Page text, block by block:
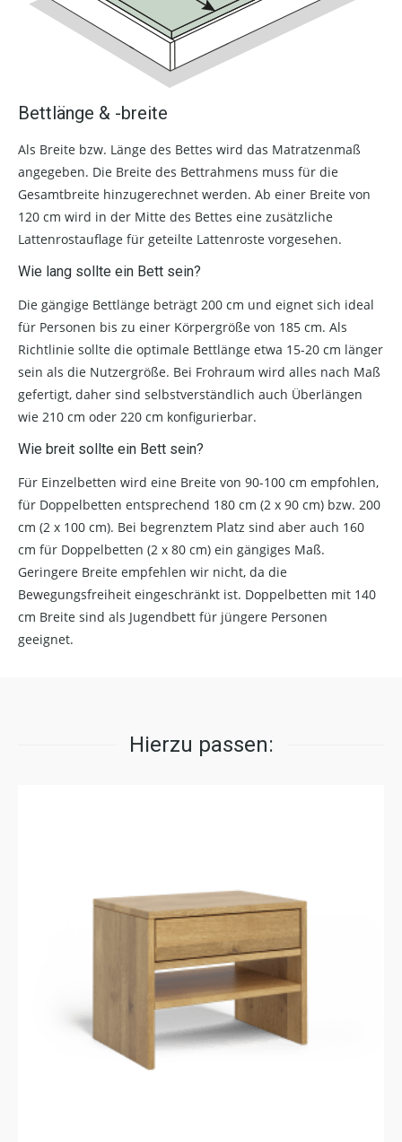
Bettlänge & -breite
Als Breite bzw. Länge des Bettes wird das Matratzenmaß
angegeben. Die Breite des Bettrahmens muss für die
Gesamtbreite hinzugerechnet werden. Ab einer Breite von
120 cm wird in der Mitte des Bettes eine zusätzliche
Lattenrostauflage für geteilte Lattenroste vorgesehen.
Wie lang sollte ein Bett sein?
Die gängige Bettlänge beträgt 200 cm und eignet sich ideal
für Personen bis zu einer Körpergröße von 185 cm. Als
Richtlinie sollte die optimale Bettlänge etwa 15-20 cm länger
sein als die Nutzergröße. Bei Frohraum wird alles nach Maß
gefertigt, daher sind selbstverständlich auch Überlängen
wie 210 cm oder 220 cm konfigurierbar.
Wie breit sollte ein Bett sein?
Für Einzelbetten wird eine Breite von 90-100 cm empfohlen,
für Doppelbetten entsprechend 180 cm (2 x 90 cm) bzw. 200
cm (2 x 100 cm). Bei begrenztem Platz sind aber auch 160
cm für Doppelbetten (2 x 80 cm) ein gängiges Maß.
Geringere Breite empfehlen wir nicht, da die
Bewegungsfreiheit eingeschränkt ist. Doppelbetten mit 140
cm Breite sind als Jugendbett für jüngere Personen
geeignet.
Hierzu passen: